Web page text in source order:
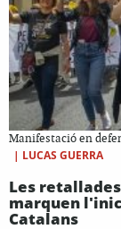
Manifestació en
| LUCAS GUERRA
Les
marquen
Catalans